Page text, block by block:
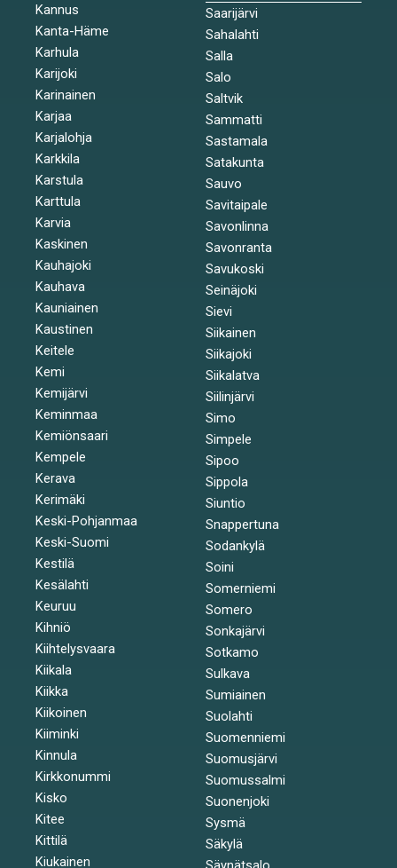
Kannus
Kanta-Häme
Karhula
Karijoki
Karinainen
Karjaa
Karjalohja
Karkkila
Karstula
Karttula
Karvia
Kaskinen
Kauhajoki
Kauhava
Kauniainen
Kaustinen
Keitele
Kemi
Kemijärvi
Keminmaa
Kemiönsaari
Kempele
Kerava
Kerimäki
Keski-Pohjanmaa
Keski-Suomi
Kestilä
Kesälahti
Keuruu
Kihniö
Kiihtelysvaara
Kiikala
Kiikka
Kiikoinen
Kiiminki
Kinnula
Kirkkonummi
Kisko
Kitee
Kittilä
Kiukainen
Saarijärvi
Sahalahti
Salla
Salo
Saltvik
Sammatti
Sastamala
Satakunta
Sauvo
Savitaipale
Savonlinna
Savonranta
Savukoski
Seinäjoki
Sievi
Siikainen
Siikajoki
Siikalatva
Siilinjärvi
Simo
Simpele
Sipoo
Sippola
Siuntio
Snappertuna
Sodankylä
Soini
Somerniemi
Somero
Sonkajärvi
Sotkamo
Sulkava
Sumiainen
Suolahti
Suomenniemi
Suomusjärvi
Suomussalmi
Suonenjoki
Sysmä
Säkylä